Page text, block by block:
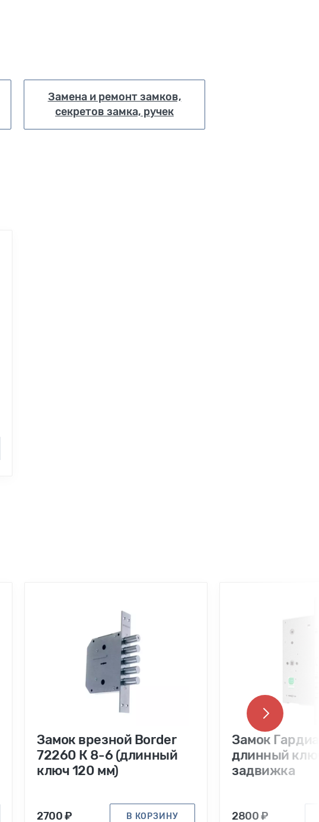
Замена и ремонт замков,
секретов замка, ручек
Замок врезной Border
72260 К 8-6 (длинный
ключ 120 мм)
2700 ₽ В КОРЗИНУ
Замок
длинный
задвижка
2800 ₽